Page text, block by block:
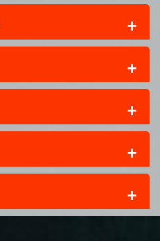
+
+
+
+
+